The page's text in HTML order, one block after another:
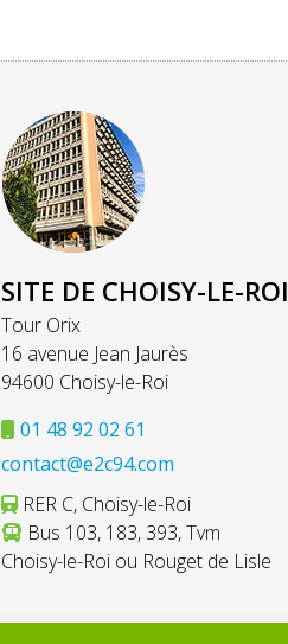
SITE DE CHOISY-LE-ROI
Tour Orix
16 avenue Jean Jaurès
94600 Choisy-le-Roi
01 48 92 02 61
contact@e2c94.com
RER C, Choisy-le-Roi
Bus 103, 183, 393, Tvm
Choisy-le-Roi ou Rouget de Lisle